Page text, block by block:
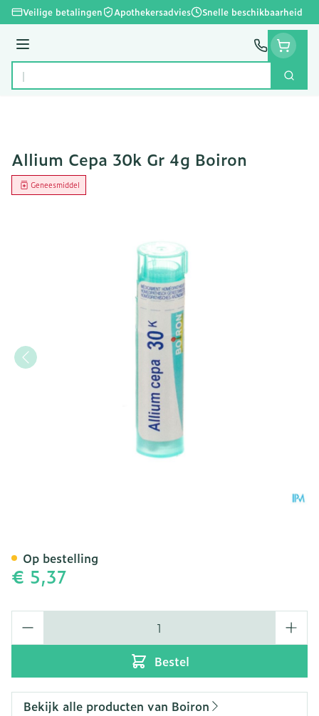
Ga naar de inhoud
Veilige betalingen Apothekersadvies Snelle beschikbaarheid
Menu
Product, merk, categorie...
Zoek
Allium Cepa 30k Gr 4g Boiron
Geneesmiddel
€ 5,37
Bestel
Op bestelling
Bekijk alle producten van Boiron